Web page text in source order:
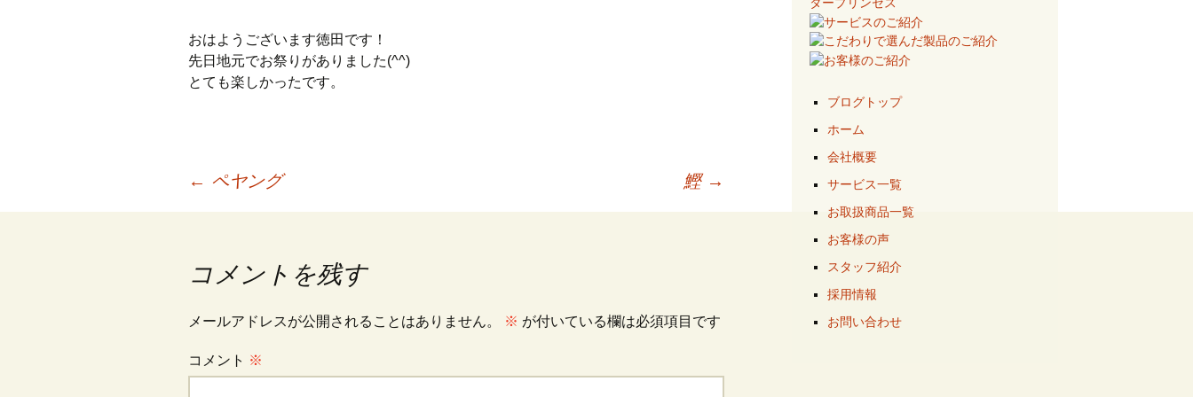
おはようございます徳田です！
先日地元でお祭りがありました(^^)
とても楽しかったです。
← ペヤング 鰹 →
コメントを残す
メールアドレスが公開されることはありません。 ※ が付いている欄は必須項目です
コメント ※
ブログトップ
ホーム
会社概要
サービス一覧
お取扱商品一覧
お客様の声
スタッフ紹介
採用情報
お問い合わせ